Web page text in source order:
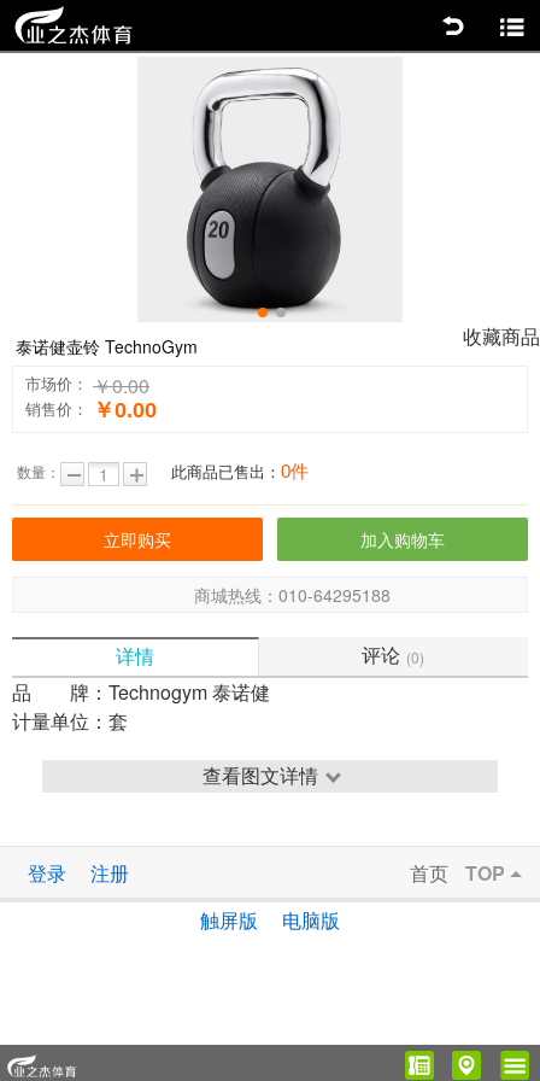
0 1
收藏商品
泰诺健壶铃 TechnoGym
市场价： ￥0.00
销售价： ￥0.00
数量： 此商品已售出： 0件
商城热线：010-64295188
详情 评论 (0)
品 牌： Technogym 泰诺健
计量单位： 套
查看图文详情
登录 注册 首页
TOP
触屏版
电脑版